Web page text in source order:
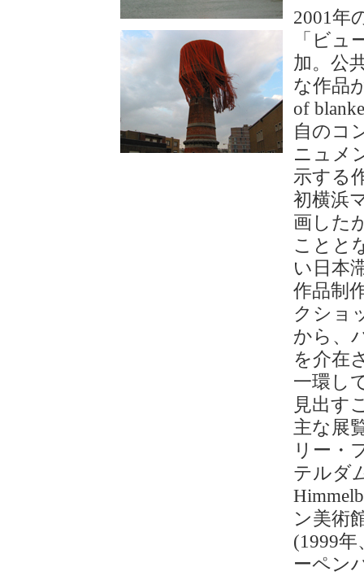
2001年
「ビ
加。公
な作品
of
自のコ
ニュメ
示する
初横浜
画した
ことと
い日本
作品制
クショ
から、
を介在
一環し
見出す
主な展
リー・
テルダ
ン美術
(1999
ーペン